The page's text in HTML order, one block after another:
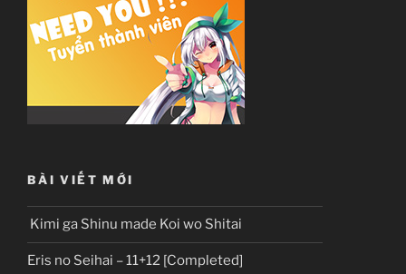
BÀI VIẾT MỚI
Kimi ga Shinu made Koi wo Shitai
Eris no Seihai – 11+12 [Completed]